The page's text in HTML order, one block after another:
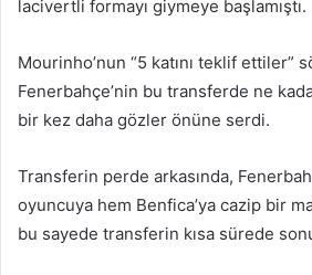
lacivertli formayı giymeye başlamıştı.
Mourinho’nun “5 katını teklif ettiler”
Fenerbahçe’nin bu transferde ne
bir kez daha gözler önüne serdi.
Transferin perde arkasında,
oyuncuya hem Benfica’ya cazip bir
bu sayede transferin kısa sürede